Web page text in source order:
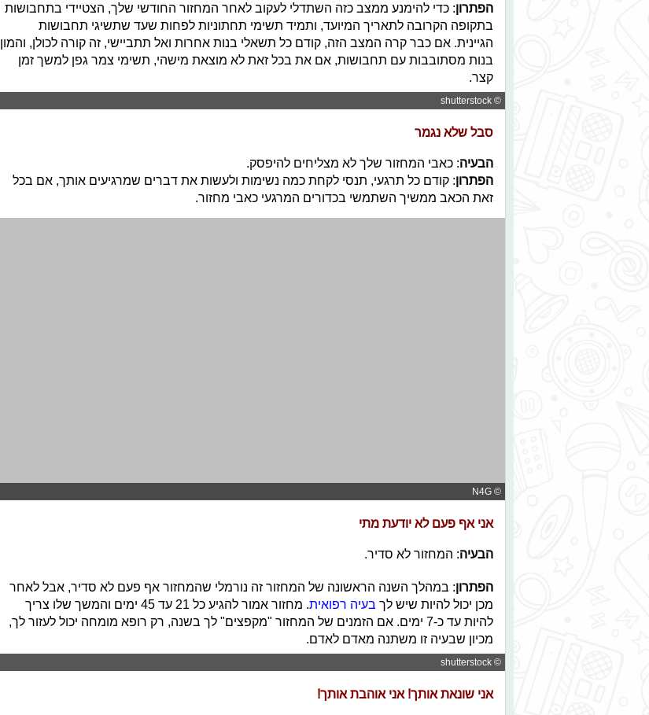
הפתרון: כדי להימנע ממצב כזה השתדלי לעקוב לאחר המחזור החודשי שלך, הצטיידי בתחבושות
בתקופה הקרובה לתאריך המיועד, ותמיד תשימי תחתוניות לפחות שעד שתשיגי תחבושות
הגיינית. אם כבר קרה המצב הזה, קודם כל תשאלי בנות אחרות ואל תתביישי, זה קורה לכולן, והמון
בנות מסתובבות עם תחבושות, אם את בכל זאת לא מוצאת מישהי, תשימי צמר גפן למשך זמן
קצר.
© shutterstock
סבל שלא נגמר
הבעיה: כאבי המחזור שלך לא מצליחים להיפסק.
הפתרון: קודם כל תרגעי, תנסי לקחת כמה נשימות ולעשות את דברים שמרגיעים אותך, אם בכל
זאת הכאב ממשיך השתמשי בכדורים המרגעי כאבי מחזור.
© N4G
אני אף פעם לא יודעת מתי
הבעיה: המחזור לא סדיר.
הפתרון: במהלך השנה הראשונה של המחזור זה נורמלי שהמחזור אף פעם לא סדיר, אבל לאחר
מכן יכול להיות שיש לך בעיה רפואית
. מחזור אמור להגיע כל 21 עד 45 ימים והמשך שלו צריך
להיות עד כ-7 ימים. אם הזמנים של המחזור "מקפצים" לך בשנה, רק רופא מומחה יכול לעזור לך,
מכיון שבעיה זו משתנה מאדם לאדם.
© shutterstock
אני שונאת אותך! אני אוהבת אותך!